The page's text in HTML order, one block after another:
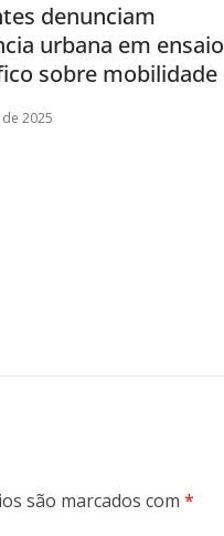
denunciam
urbana em ensaio
sobre mobilidade
2025
são marcados com *